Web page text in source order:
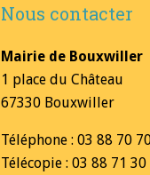
Nous contacter
Mairie de Bouxwiller
1 place du Château
67330 Bouxwiller
Téléphone : 03 88 70
Télécopie : 03 88 71 30